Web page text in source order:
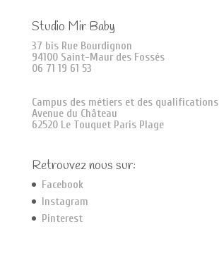
Studio Mir Baby
37 bis Rue Bourdignon
94100 Saint-Maur des Fossés
06 71 19 61 53
Campus des métiers et des qualifications
Avenue du Château
62520 Le Touquet Paris Plage
Retrouvez nous sur:
Facebook
Instagram
Pinterest